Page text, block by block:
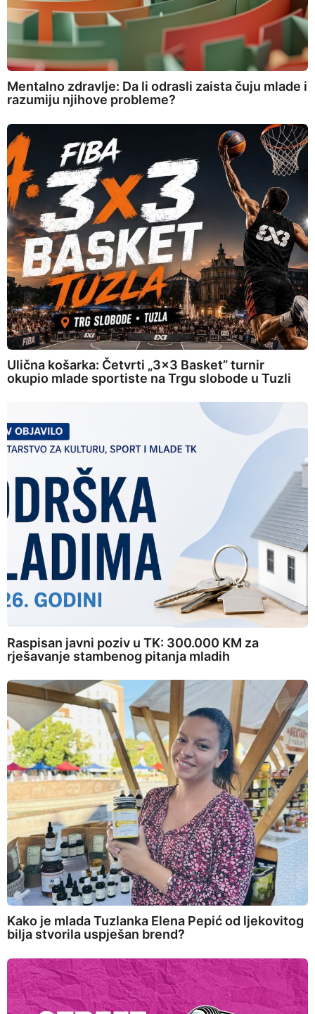
Mentalno zdravlje: Da li odrasli zaista čuju mlade i
razumiju njihove probleme?
Ulična košarka: Četvrti „3×3 Basket” turnir
okupio mlade sportiste na Trgu slobode u Tuzli
Raspisan javni poziv u TK: 300.000 KM za
rješavanje stambenog pitanja mladih
Kako je mlada Tuzlanka Elena Pepić od ljekovitog
bilja stvorila uspješan brend?